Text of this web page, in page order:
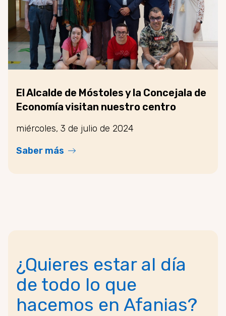
El Alcalde de Móstoles y la Concejala de
Economía visitan nuestro centro
miércoles, 3 de julio de 2024
Saber más
¿Quieres estar al día
de todo lo que
hacemos en Afanias?